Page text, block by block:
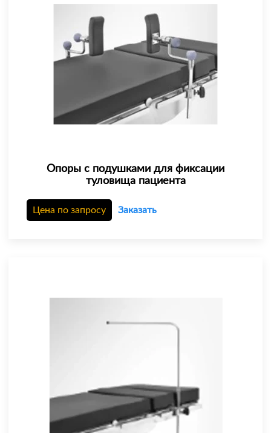
Опоры с подушками для фиксации
туловища пациента
Цена по запросу Заказать